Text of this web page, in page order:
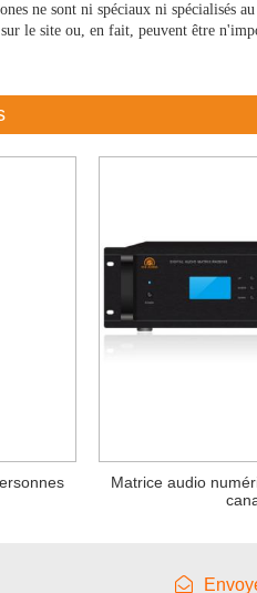
ne sont ni spéciaux ni spécialisés
le site ou, en fait, peuvent être
Matrice audio